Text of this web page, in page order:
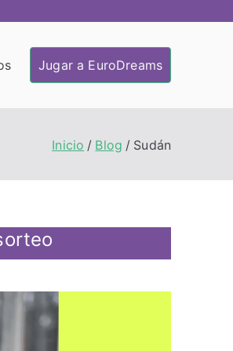
Jugar a EuroDreams
Inicio Blog Sudán